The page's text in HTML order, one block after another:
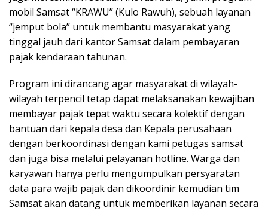
mobil Samsat “KRAWU” (Kulo Rawuh), sebuah layanan
“jemput bola” untuk membantu masyarakat yang
tinggal jauh dari kantor Samsat dalam pembayaran
pajak kendaraan tahunan.
Program ini dirancang agar masyarakat di wilayah-
wilayah terpencil tetap dapat melaksanakan kewajiban
membayar pajak tepat waktu secara kolektif dengan
bantuan dari kepala desa dan Kepala perusahaan
dengan berkoordinasi dengan kami petugas samsat
dan juga bisa melalui pelayanan hotline. Warga dan
karyawan hanya perlu mengumpulkan persyaratan
data para wajib pajak dan dikoordinir kemudian tim
Samsat akan datang untuk memberikan layanan secara